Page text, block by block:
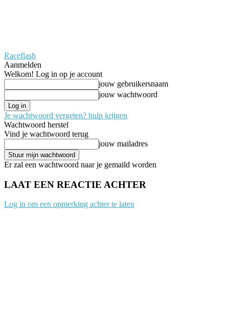
Raceflash
Aanmelden
Welkom! Log in op je account
jouw gebruikersnaam
jouw wachtwoord
Je wachtwoord vergeten? hulp krijgen
Wachtwoord herstel
Vind je wachtwoord terug
jouw mailadres
Er zal een wachtwoord naar je gemaild worden
LAAT EEN REACTIE ACHTER
Log in om een opmerking achter te laten